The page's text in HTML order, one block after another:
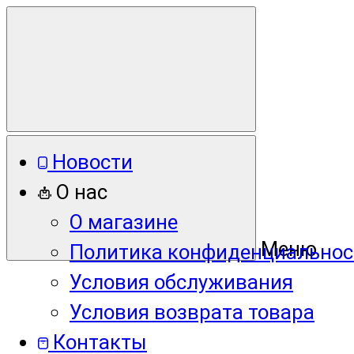
Меню
Новости
О нас
О магазине
Политика
Условия обслуживания
Условия возврата товара
Контакты